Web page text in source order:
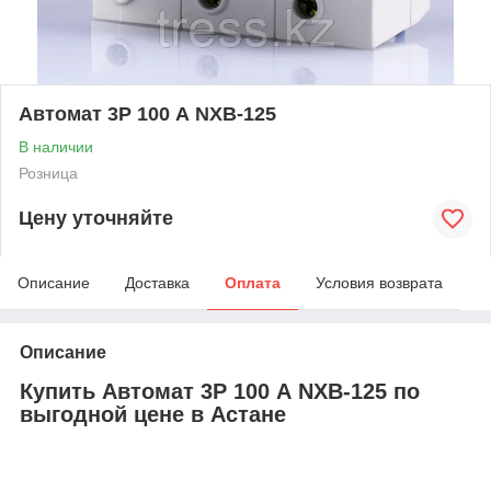
Автомат 3Р 100 А NXB-125
В наличии
Розница
Цену уточняйте
Описание Доставка Оплата Условия возврата
Описание
Купить Автомат 3Р 100 А NXB-125 по
выгодной цене в Астане